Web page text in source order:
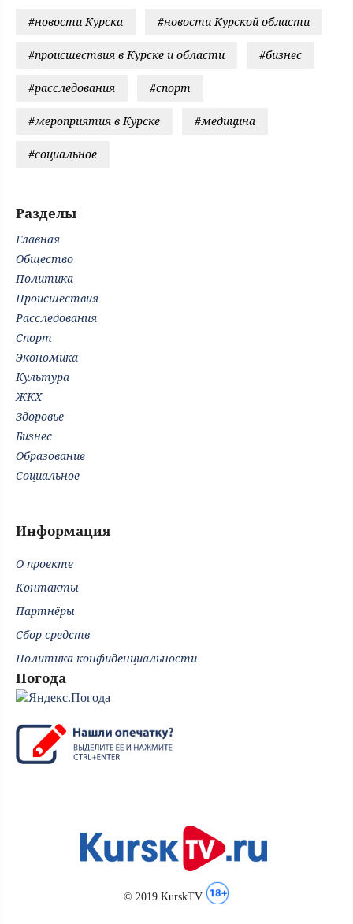
#новости Курска #новости Курской области
#происшествия в Курске и области #бизнес
#расследования #спорт
#мероприятия в Курске #медицина
#социальное
Разделы
Главная
Общество
Политика
Происшествия
Расследования
Спорт
Экономика
Культура
ЖКХ
Здоровье
Бизнес
Образование
Социальное
Информация
О проекте
Контакты
Партнёры
Сбор средств
Политика конфиденциальности
Погода
© 2019 KurskTV